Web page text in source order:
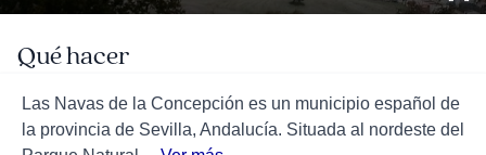
Qué hacer
Las Navas de la Concepción es un municipio español de
la provincia de Sevilla, Andalucía. Situada al nordeste del